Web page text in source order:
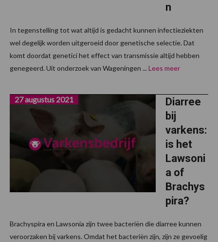
n
In tegenstelling tot wat altijd is gedacht kunnen infectieziekten
wel degelijk worden uitgeroeid door genetische selectie. Dat
komt doordat genetici het effect van transmissie altijd hebben
genegeerd. Uit onderzoek van Wageningen ... Lees meer
Diarree
bij
varkens:
is het
Lawsoni
a of
Brachys
pira?
27 augustus 2021
Brachyspira en Lawsonia zijn twee bacteriën die diarree kunnen
veroorzaken bij varkens. Omdat het bacteriën zijn, zijn ze gevoelig